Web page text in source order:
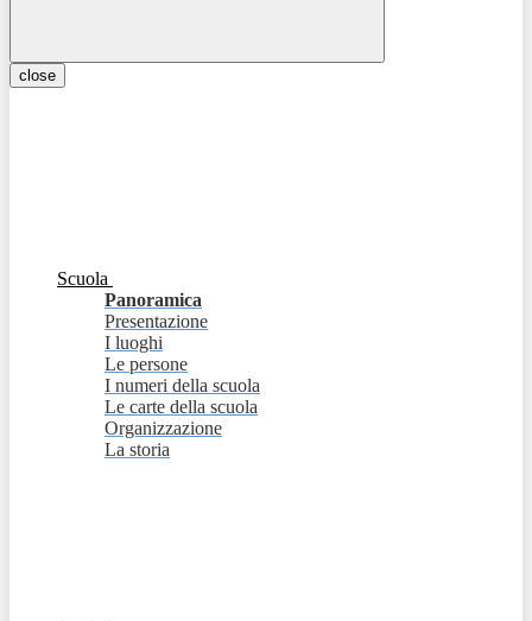
close
Scuola
Panoramica
Presentazione
I luoghi
Le persone
I numeri della scuola
Le carte della scuola
Organizzazione
La storia